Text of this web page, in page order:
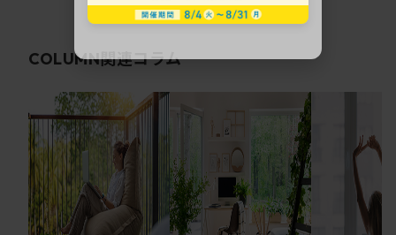
COLUMN関連コラム